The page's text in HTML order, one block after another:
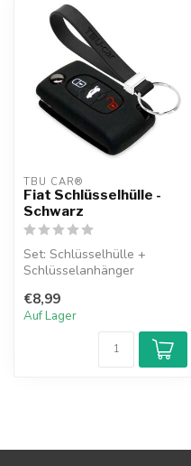
TBU CAR®
Fiat Schlüsselhülle -
Schwarz
Set: Schlüsselhülle +
Schlüsselanhänger
€8,99
Auf Lager